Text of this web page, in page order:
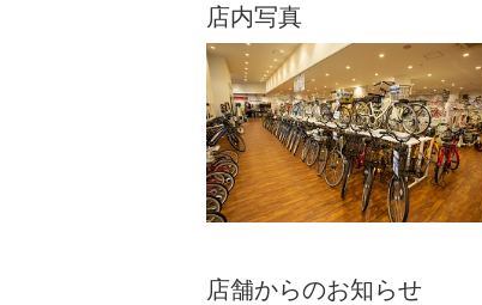
店内写真
店舗からのお知らせ